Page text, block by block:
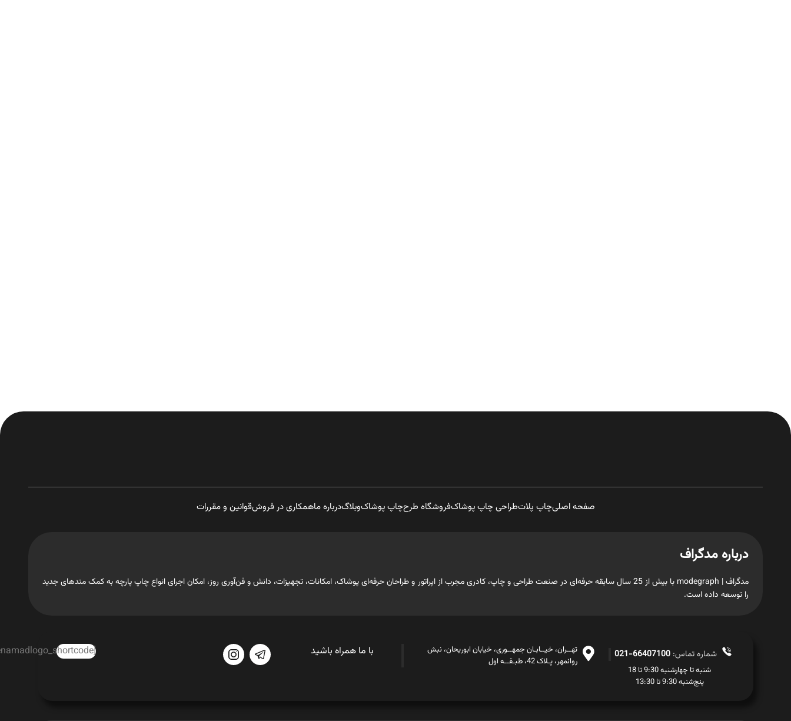
صفحه اصلیچاپ پلاتطراحی چاپ پوشاکفروشگاه طرحچاپ پوشاکوبلاگدرباره ماهمکاری در فروشقوانین و مقررات
درباره مدگراف
مدگراف | modegraph با بیش از 25 سال سابقه حرفه‌ای در صنعت طراحی و چاپ، کادری مجرب از اپراتور و طراحان حرفه‌ای پوشاک، امکانات، تجهیزات، دانش و فن‌آوری روز، امکان اجرای انواع چاپ پارچه به کمک متدهای جدید
را توسعه داده است.
شماره تماس: 66407100-021
شنبه تا چهارشنبه 9:30 تا 18
پنج‌شنبه 9:30 تا 13:30
تهــران، خیــابـان جمهــوری، خیابان ابوریحان، نبش
روانمهر، پـلاک 42، طبـقــه اول
با ما همراه باشید [enamadlogo_shortcode]